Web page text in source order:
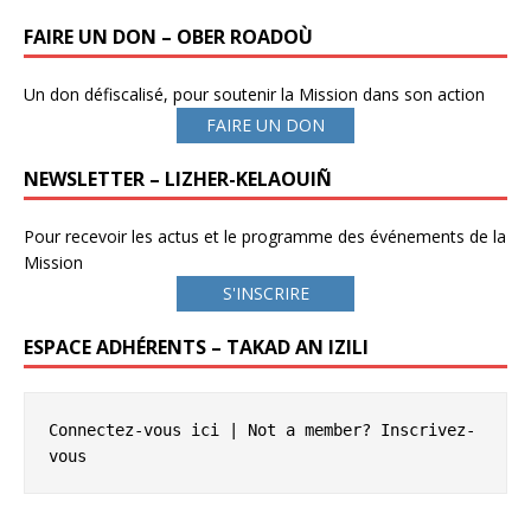
FAIRE UN DON – OBER ROADOÙ
Un don défiscalisé, pour soutenir la Mission dans son action
FAIRE UN DON
NEWSLETTER – LIZHER-KELAOUIÑ
Pour recevoir les actus et le programme des événements de la
Mission
S'INSCRIRE
ESPACE ADHÉRENTS – TAKAD AN IZILI
Connectez-vous ici | Not a member? Inscrivez-
vous